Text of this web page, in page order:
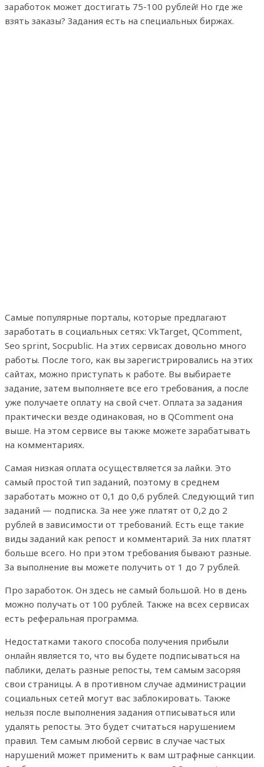
заработок может достигать 75-100 рублей! Но где же
взять заказы? Задания есть на специальных биржах.
Самые популярные порталы, которые предлагают
заработать в социальных сетях: VkTarget, QComment,
Seo sprint, Socpublic. На этих сервисах довольно много
работы. После того, как вы зарегистрировались на этих
сайтах, можно приступать к работе. Вы выбираете
задание, затем выполняете все его требования, а после
уже получаете оплату на свой счет. Оплата за задания
практически везде одинаковая, но в QComment она
выше. На этом сервисе вы также можете зарабатывать
на комментариях.
Самая низкая оплата осуществляется за лайки. Это
самый простой тип заданий, поэтому в среднем
заработать можно от 0,1 до 0,6 рублей. Следующий тип
заданий — подписка. За нее уже платят от 0,2 до 2
рублей в зависимости от требований. Есть еще такие
виды заданий как репост и комментарий. За них платят
больше всего. Но при этом требования бывают разные.
За выполнение вы можете получить от 1 до 7 рублей.
Про заработок. Он здесь не самый большой. Но в день
можно получать от 100 рублей. Также на всех сервисах
есть реферальная программа.
Недостатками такого способа получения прибыли
онлайн является то, что вы будете подписываться на
паблики, делать разные репосты, тем самым засоряя
свои страницы. А в противном случае администрации
социальных сетей могут вас заблокировать. Также
нельзя после выполнения задания отписываться или
удалять репосты. Это будет считаться нарушением
правил. Тем самым любой сервис в случае частых
нарушений может применить к вам штрафные санкции.